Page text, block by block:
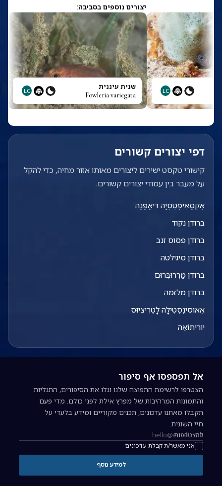
יצורים נוספים בסביבה:
LC שנית עיננית
Fowleria variegata
LC
דפי יצורים קשורים
קישורי טקסט ישירים ליצורים מאותו אזור מחיה, כדי להקל
על מעבר בין עמודי יצורים קשורים.
אֶקְסָאִיפְּטַסְיָה דִּיאָפָנָה
ברודן נקוד
ברודן פסוס זנב
ברודן סיגילטה
ברודן מַרְרוּבְּרוּם
ברודן מלזמה
אֶאוּסִינְסְטִילָה לָטֶרִיצִיוּס
יוּרִיתוֹאֵה
אל תפספסו אף סיפור
הצטרפו לרשימת התפוצה שלנו וגלו את הסיפורים, התגליות
והתמונות המרהיבות של מפרץ אילת לפני כולם. מדי פעם
תקבלו מאתנו עדכונים, תכנים מקוריים ומידע בלעדי על
חיי השונית.
כתובת אימייל להרשמה לניוזלטר
אני מאשר/ת קבלת עדכונים
להצטרפות
למידע נוסף